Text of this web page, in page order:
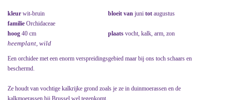
kleur wit-bruin bloeit van juni tot augustus
familie Orchidaceae
hoog 40 cm plaats vocht, kalk, arm, zon
heemplant, wild
Een orchidee met een enorm verspreidingsgebied maar bij ons toch schaars en
beschermd.
Ze houdt van vochtige kalkrijke grond zoals je ze in duinmoerassen en de
kalkmoerassen bij Brussel wel tegenkomt.